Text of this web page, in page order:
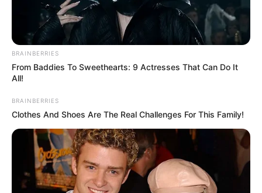
BRAINBERRIES
From Baddies To Sweethearts: 9 Actresses That Can Do It
All!
BRAINBERRIES
Clothes And Shoes Are The Real Challenges For This Family!